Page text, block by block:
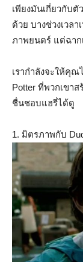
เพียงมันเกี่ยวกับตั
ด้วย บางช่วงเวล
ภาพยนตร์ แต่ฉา
เรากำลังจะให้คุ
Potter ที่พวกเขาส
ชื่นชอบแฮรี่ได้ดู
1. มิตรภาพกับ